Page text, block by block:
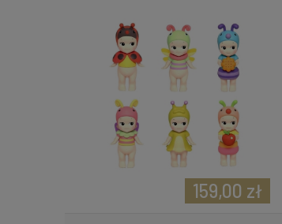
159,00 zł